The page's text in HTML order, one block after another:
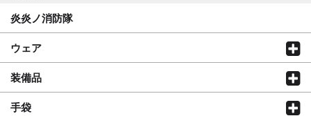
炎炎ノ消防隊
ウェア
装備品
手袋